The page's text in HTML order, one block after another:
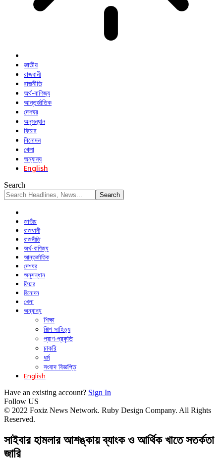
জাতীয়
রাজধানী
রাজনীতি
অর্থ-বাণিজ্য
আন্তর্জাতিক
দেশঘর
অনুসন্ধান
ফিচার
বিনোদন
খেলা
অন্যান্য
English
Search
জাতীয়
রাজধানী
রাজনীতি
অর্থ-বাণিজ্য
আন্তর্জাতিক
দেশঘর
অনুসন্ধান
ফিচার
বিনোদন
খেলা
অন্যান্য
শিক্ষা
শিল্প সাহিত্য
প্রাণ-প্রকৃতি
চাকরি
ধর্ম
সংবাদ বিজ্ঞপ্তি
English
Have an existing account? Sign In
Follow US
© 2022 Foxiz News Network. Ruby Design Company. All Rights
Reserved.
সাইবার হামলার আশঙ্কায় ব্যাংক ও আর্থিক খাতে সতর্কতা
জারি